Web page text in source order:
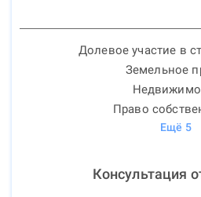
Долевое участие в
Земельное
Право
Ещё 5
Консультация